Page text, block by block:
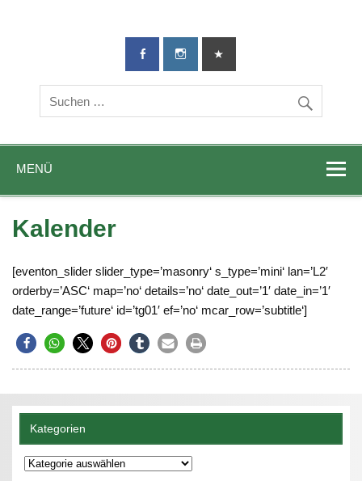
TG-Geislingen
DIE Sportadresse in Geislingen!
MENÜ
Kalender
[eventon_slider slider_type=’masonry‘ s_type=’mini‘ lan=’L2′
orderby=’ASC‘ map=’no‘ details=’no‘ date_out=’1′ date_in=’1′
date_range=’future‘ id=’tg01′ ef=’no‘ mcar_row=’subtitle‘]
Kategorien
Kategorien